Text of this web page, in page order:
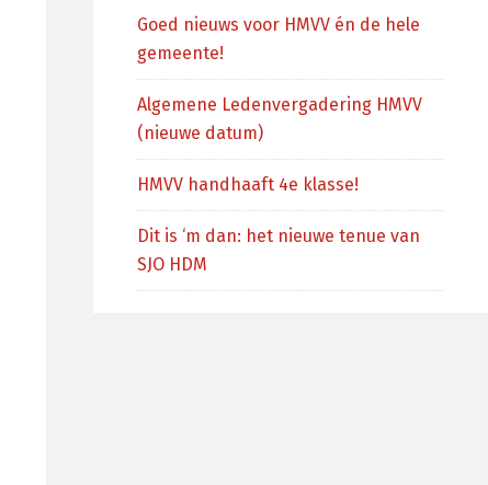
Goed nieuws voor HMVV én de hele
gemeente!
Algemene Ledenvergadering HMVV
(nieuwe datum)
HMVV handhaaft 4e klasse!
Dit is ‘m dan: het nieuwe tenue van
SJO HDM